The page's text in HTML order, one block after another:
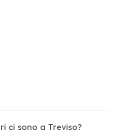
ci sono a Treviso?